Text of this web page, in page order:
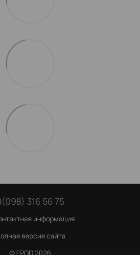
316 56 75
информация
версия сайта
© EPOD 2026